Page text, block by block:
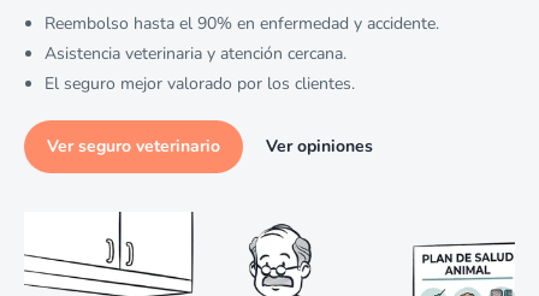
Reembolso hasta el 90% en enfermedad y accidente.
Asistencia veterinaria y atención cercana.
El seguro mejor valorado por los clientes.
Ver seguro veterinario Ver opiniones